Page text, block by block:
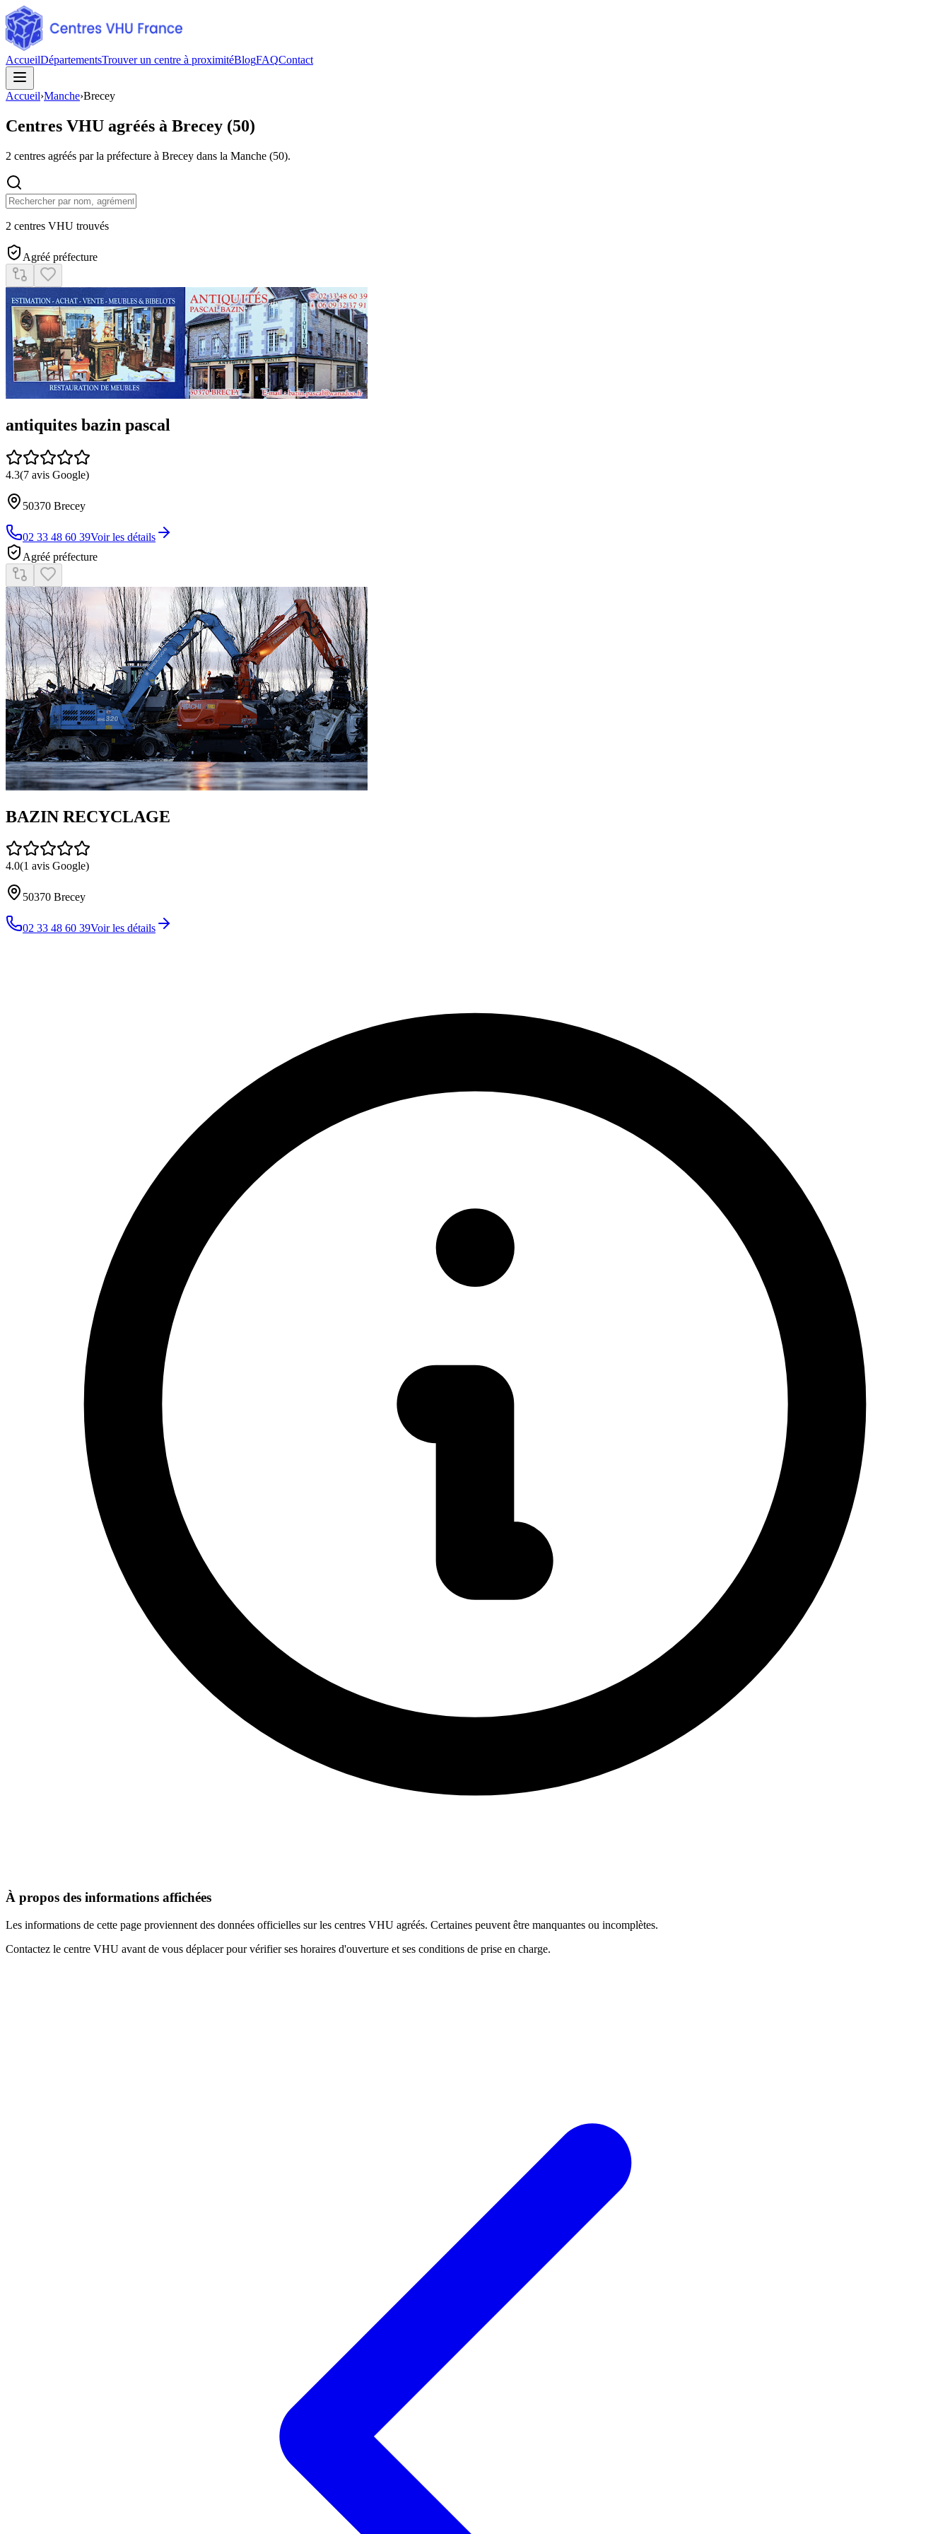
AccueilDépartementsTrouver un centre à proximitéBlogFAQContact
Accueil›Manche›Brecey
Centres VHU agréés à Brecey (50)
2 centres agréés par la préfecture à Brecey dans la Manche (50).
2 centres VHU trouvés
Agréé préfecture
antiquites bazin pascal
4.3(7 avis Google)
50370 Brecey
02 33 48 60 39Voir les détails
Agréé préfecture
BAZIN RECYCLAGE
4.0(1 avis Google)
50370 Brecey
02 33 48 60 39Voir les détails
À propos des informations affichées
Les informations de cette page proviennent des données officielles sur les centres VHU agréés. Certaines peuvent être manquantes ou incomplètes.
Contactez le centre VHU avant de vous déplacer pour vérifier ses horaires d'ouverture et ses conditions de prise en charge.